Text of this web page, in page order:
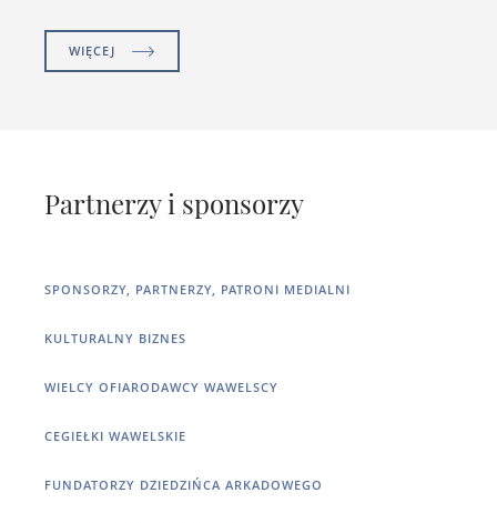
WIĘCEJ
Partnerzy i sponsorzy
SPONSORZY, PARTNERZY, PATRONI MEDIALNI
KULTURALNY BIZNES
WIELCY OFIARODAWCY WAWELSCY
CEGIEŁKI WAWELSKIE
FUNDATORZY DZIEDZIŃCA ARKADOWEGO